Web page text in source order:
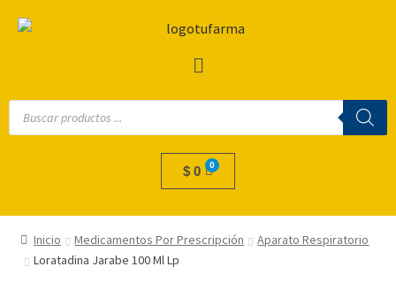
$ 0
Inicio Medicamentos Por Prescripción
Aparato Respiratorio
Loratadina Jarabe 100 Ml Lp